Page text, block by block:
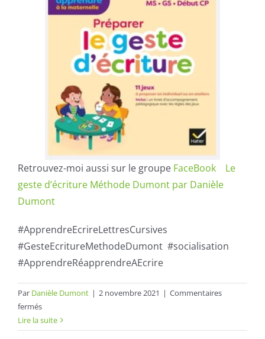
Retrouvez-moi aussi sur le groupe FaceBook Le
geste d’écriture Méthode Dumont par Danièle
Dumont
#ApprendreEcrireLettresCursives
#GesteEcritureMethodeDumont #socialisation
#ApprendreRéapprendreAEcrire
Par Danièle Dumont | 2 novembre 2021 | Commentaires
ferméssur
Un
coffret
Lire la suite